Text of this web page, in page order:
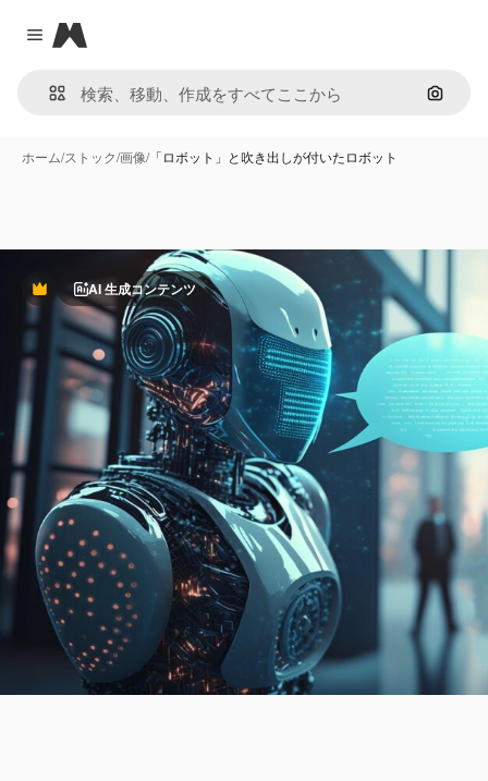
Close menu
Magnific
画像で
ホーム/ストック/画像/「ロボット」と吹き出しが付いたロボット
PremiumAI 生成コンテンツ